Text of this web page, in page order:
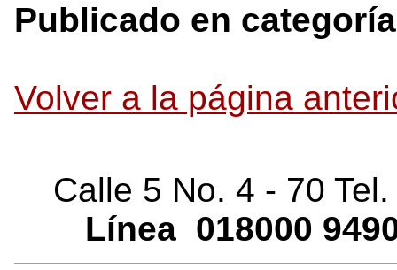
Publicado en
Volver a la página
Calle 5 No. 4 - 70
Línea 018000